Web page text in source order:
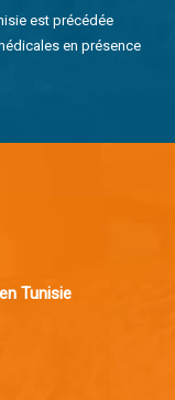
est précédée
en présence
Tunisie